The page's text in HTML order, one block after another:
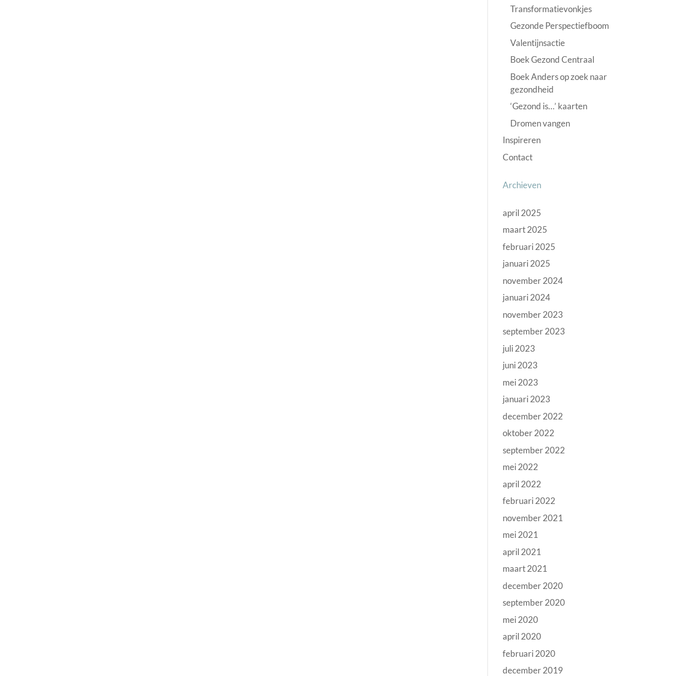
Transformatievonkjes
Gezonde Perspectiefboom
Valentijnsactie
Boek Gezond Centraal
Boek Anders op zoek naar
gezondheid
‘Gezond is…’ kaarten
Dromen vangen
Inspireren
Contact
Archieven
april 2025
maart 2025
februari 2025
januari 2025
november 2024
januari 2024
november 2023
september 2023
juli 2023
juni 2023
mei 2023
januari 2023
december 2022
oktober 2022
september 2022
mei 2022
april 2022
februari 2022
november 2021
mei 2021
april 2021
maart 2021
december 2020
september 2020
mei 2020
april 2020
februari 2020
december 2019